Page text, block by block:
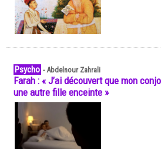
Psycho -Abdelnour Zahrali
Farah : « J’ai découvert que mon
une autre fille enceinte »